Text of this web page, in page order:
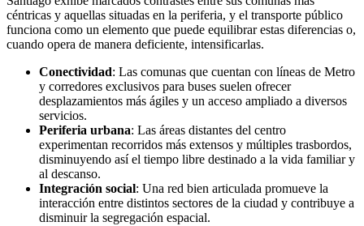
céntricas y aquellas situadas en la periferia, y el transporte público
funciona como un elemento que puede equilibrar estas diferencias o,
cuando opera de manera deficiente, intensificarlas.
Conectividad: Las comunas que cuentan con líneas de Metro
y corredores exclusivos para buses suelen ofrecer
desplazamientos más ágiles y un acceso ampliado a diversos
servicios.
Periferia urbana: Las áreas distantes del centro
experimentan recorridos más extensos y múltiples trasbordos,
disminuyendo así el tiempo libre destinado a la vida familiar y
al descanso.
Integración social: Una red bien articulada promueve la
interacción entre distintos sectores de la ciudad y contribuye a
disminuir la segregación espacial.